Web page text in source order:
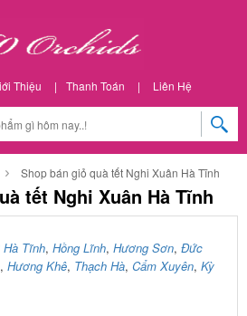
Thiệu | Thanh Toán | Liên Hệ
Shop bán giỏ quà tết Nghi Xuân Hà Tĩnh
tết Nghi Xuân Hà Tĩnh
Hà Tĩnh, Hồng Lĩnh, Hương Sơn, Đức
, Hương Khê, Thạch Hà, Cẩm Xuyên, Kỳ